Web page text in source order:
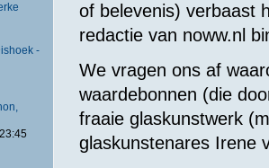
-
23:45
of belevenis) verbaast
redactie van noww.nl
We vragen ons af
waardebonnen (die
fraaie glaskunstwerk
glaskunstenares Irene